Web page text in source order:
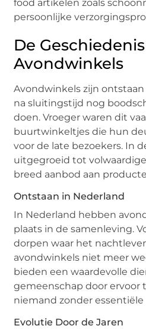
food artikelen zoals
persoonlijke
De
Avondwinkels
Avondwinkels zijn
na sluitingstijd nog
doen. Vroeger waren dit
buurtwinkeltjes die hun
voor de late bezoekers. In
uitgegroeid tot
breed aanbod aan
Ontstaan in Nederland
In Nederland hebben
plaats in de samenleving.
dorpen waar het
avondwinkels niet meer
bieden een waardevolle
gemeenschap door ervoor
niemand zonder
Evolutie Door de Jaren